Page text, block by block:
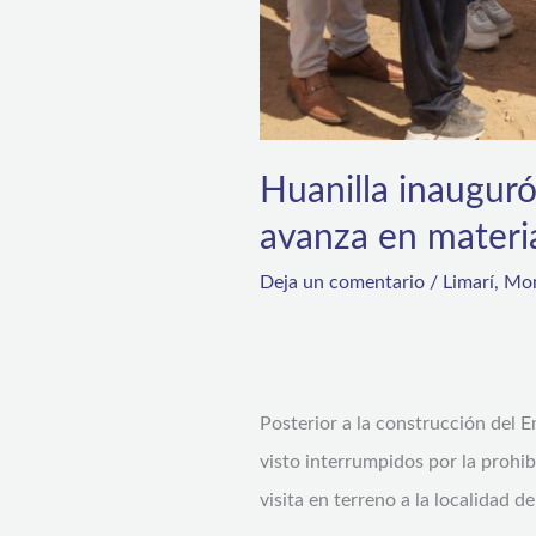
Huanilla
avanza en
Deja un comentario / Limarí,
Posterior a la construcción del
visto interrumpidos por la
visita en terreno a la localidad
para
zona